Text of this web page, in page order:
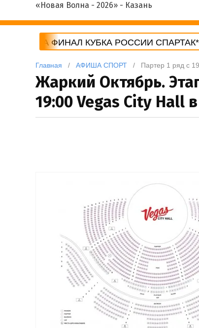
«Новая Волна - 2026» - Казань
НА ФИНАЛ КУБКА РОССИИ СПАРТАК*
Главная
   /
АФИША СПОРТ
/   Партер 1 ряд с
Жаркий Октябрь.
19:00 Vegas City Hall